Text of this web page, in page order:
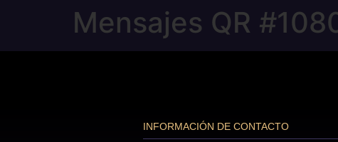
Mensajes QR
INFORMACIÓN DE CONTACTO